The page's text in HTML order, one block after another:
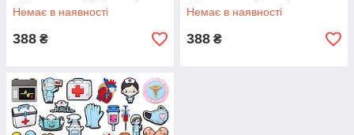
Немає в наявності
388 ₴
Немає в наявності
388 ₴